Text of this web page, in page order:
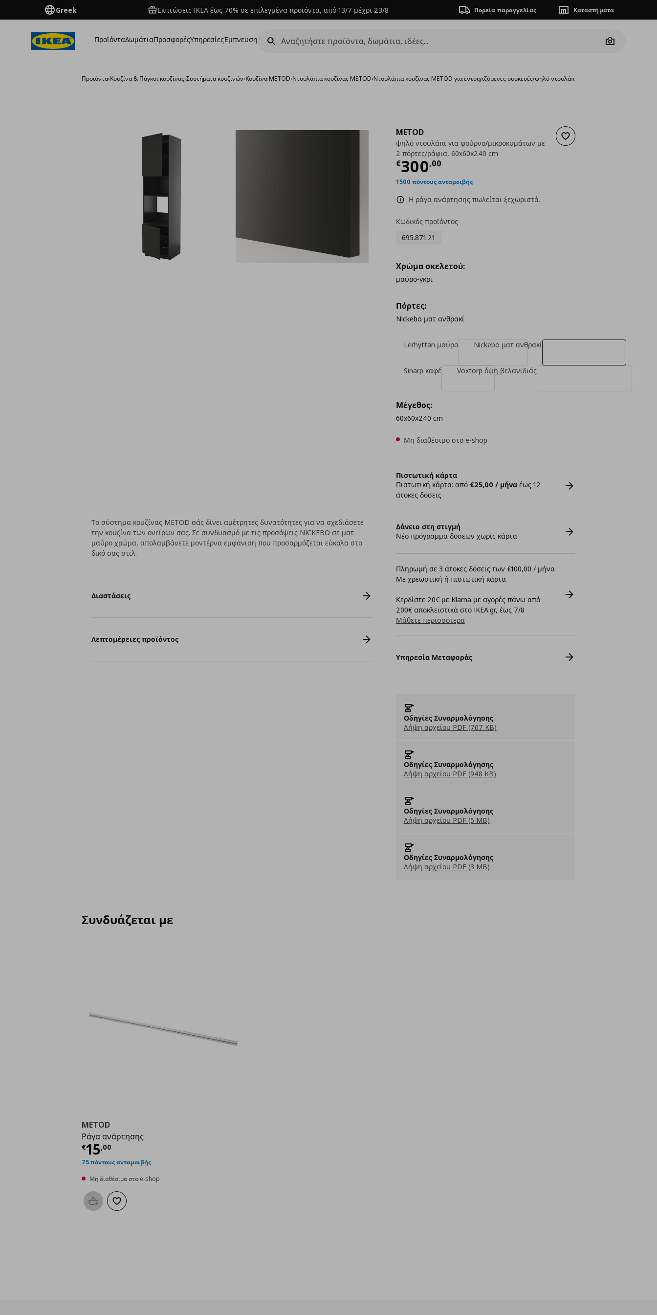
Greek Εκπτώσεις IKEA έως 70% σε επιλεγμένα προϊόντα, από 13/7 μέχρι 23/8 Πορεία παραγγελίας Καταστήματα
ΠροϊόνταΔωμάτιαΠροσφορέςΥπηρεσίεςΈμπνευση
Camera
Προϊόντα›Κουζίνα & Πάγκοι κουζίνας›Συστήματα κουζινών›Κουζίνα METOD›Ντουλάπια κουζίνας METOD›Nτουλάπια κουζίνας METOD για εντοιχιζόμενες συσκευές›ψηλό ντουλάπι για φούρνο/μικροκυμάτων
Προσθήκη στα αγαπημένα
METOD
ψηλό ντουλάπι για φούρνο/μικροκυμάτων με
2 πόρτες/ράφια, 60x60x240 cm
€300,00
Τρέχουσα τιμή
1500 πόντους ανταμοιβής
Η ράγα ανάρτησης πωλείται ξεχωριστά.
Κωδικός προϊόντος
695.871.21
Χρώμα σκελετού:
μαύρο-γκρι
Πόρτες:
Nickebo ματ ανθρακί
Lerhyttan μαύρο Nickebo ματ ανθρακί
Sinarp καφέ Voxtorp όψη βελανιδιάς
Μέγεθος:
60x60x240 cm
Μη διαθέσιμο στο e-shop
Πιστωτική κάρτα
Πιστωτική κάρτα: από €25,00 / μήναέως 12
άτοκες δόσεις
Δάνειο στη στιγμή
Νέο πρόγραμμα δόσεων χωρίς κάρτα
Πληρωμή σε 3 άτοκες δόσεις των €100,00 / μήνα
Με χρεωστική ή πιστωτική κάρτα
Κερδίστε 20€ με Klarna με αγορές πάνω από
200€ αποκλειστικά στο IKEA.gr, έως 7/8
Μάθετε περισσότερα
Υπηρεσία Μεταφοράς
Οδηγίες Συναρμολόγησης
Λήψη αρχείου PDF (707 KB)
Οδηγίες Συναρμολόγησης
Λήψη αρχείου PDF (948 KB)
Οδηγίες Συναρμολόγησης
Λήψη αρχείου PDF (5 MB)
Οδηγίες Συναρμολόγησης
Λήψη αρχείου PDF (3 MB)
Το σύστημα κουζίνας METOD σάς δίνει αμέτρητες δυνατότητες για να σχεδιάσετε
την κουζίνα των ονείρων σας. Σε συνδυασμό με τις προσόψεις NICKEBO σε ματ
μαύρο χρώμα, απολαμβάνετε μοντέρνα εμφάνιση που προσαρμόζεται εύκολα στο
δικό σας στιλ.
Διαστάσεις
Λεπτομέρειες προϊόντος
Συνδυάζεται με
METOD
Ράγα ανάρτησης
€15,00
Τρέχουσα τιμή
75 πόντους ανταμοιβής
Μη διαθέσιμο στο e-shop
Προσθήκη στο καλάθι
Προσθήκη στα αγαπημένα